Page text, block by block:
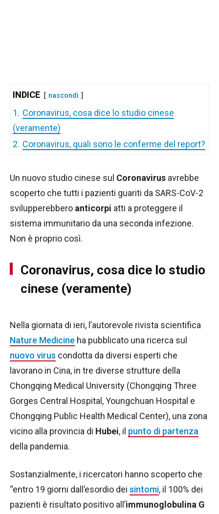
INDICE nascondi
1. Coronavirus, cosa dice lo studio cinese
(veramente)
2. Coronavirus, quali sono le conferme del report?
Un nuovo studio cinese sul Coronavirus avrebbe
scoperto che tutti i pazienti guariti da SARS-CoV-2
svilupperebbero anticorpi atti a proteggere il
sistema immunitario da una seconda infezione.
Non è proprio così.
Coronavirus, cosa dice lo studio
cinese (veramente)
Nella giornata di ieri, l’autorevole rivista scientifica
Nature Medicine ha pubblicato una ricerca sul
nuovo virus condotta da diversi esperti che
lavorano in Cina, in tre diverse strutture della
Chongqing Medical University (Chongqing Three
Gorges Central Hospital, Youngchuan Hospital e
Chongqing Public Health Medical Center), una zona
vicino alla provincia di Hubei, il punto di partenza
della pandemia.
Sostanzialmente, i ricercatori hanno scoperto che
“entro 19 giorni dall’esordio dei sintomi, il 100% dei
pazienti è risultato positivo all’immunoglobulina G